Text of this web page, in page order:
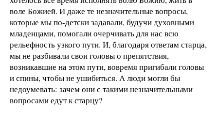
воле Божией. И даже те незначительные вопросы,
которые мы по-детски задавали, будучи духовными
младенцами, помогали очерчивать для нас всю
рельефность узкого пути. И, благодаря ответам старца,
мы не разбивали свои головы о препятствия,
возникавшие на этом пути, вовремя пригибали головы
и спины, чтобы не ушибиться. А люди могли бы
недоумевать: зачем они с такими незначительными
вопросами едут к старцу?